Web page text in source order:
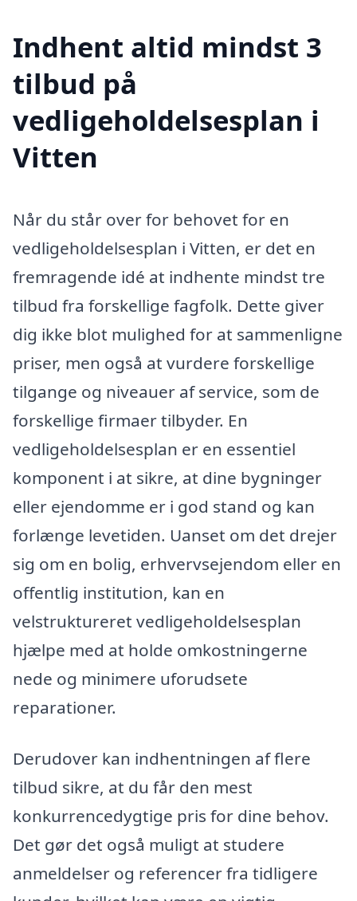
Indhent altid mindst 3
tilbud på
vedligeholdelsesplan i
Vitten
Når du står over for behovet for en
vedligeholdelsesplan i Vitten, er det en
fremragende idé at indhente mindst tre
tilbud fra forskellige fagfolk. Dette giver
dig ikke blot mulighed for at sammenligne
priser, men også at vurdere forskellige
tilgange og niveauer af service, som de
forskellige firmaer tilbyder. En
vedligeholdelsesplan er en essentiel
komponent i at sikre, at dine bygninger
eller ejendomme er i god stand og kan
forlænge levetiden. Uanset om det drejer
sig om en bolig, erhvervsejendom eller en
offentlig institution, kan en
velstruktureret vedligeholdelsesplan
hjælpe med at holde omkostningerne
nede og minimere uforudsete
reparationer.
Derudover kan indhentningen af flere
tilbud sikre, at du får den mest
konkurrencedygtige pris for dine behov.
Det gør det også muligt at studere
anmeldelser og referencer fra tidligere